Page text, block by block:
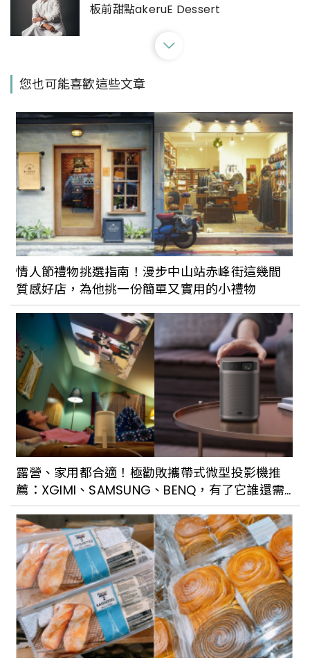
板前甜點akeruE Dessert
苑」為什麼如此熱門？春季菜單讓你一次
【世界旅宿搜查】東京寶格麗飯店開幕！8
種房型、米其林三星掌廚，飯店內部風格
與規劃詳細公開
米其林三星主廚新餐廳「La Vie by
Thomas Bühner」進駐台北大直！直擊
萬元fine dining饗宴
台北信義區米其林一星餐廳de nuit新主廚
上任！當代法式料理表現驚艷
文華東方中餐廳雅閣新菜曝光：新上任主
廚鄭國雄以新派粵菜打造餐桌上的新亮點
米其林公布2023台灣必比登推介名單！今
年4城市、26店家新入榜，台南黃家蝦捲
也入榜
您也可能喜歡這些文章
情人節禮物挑選指南！漫步中山站赤峰街這幾間
質感好店，為他挑一份簡單又實用的小禮物
露營、家用都合適！極勸敗攜帶式微型投影機推
薦：XGIMI、SAMSUNG、BENQ，有了它誰還需
要電視？